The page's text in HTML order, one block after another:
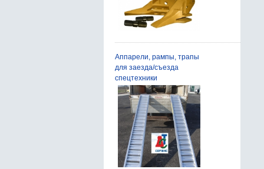
Элементы ходовой части
Аппарели, рампы, трапы
для заезда/съезда
спецтехники